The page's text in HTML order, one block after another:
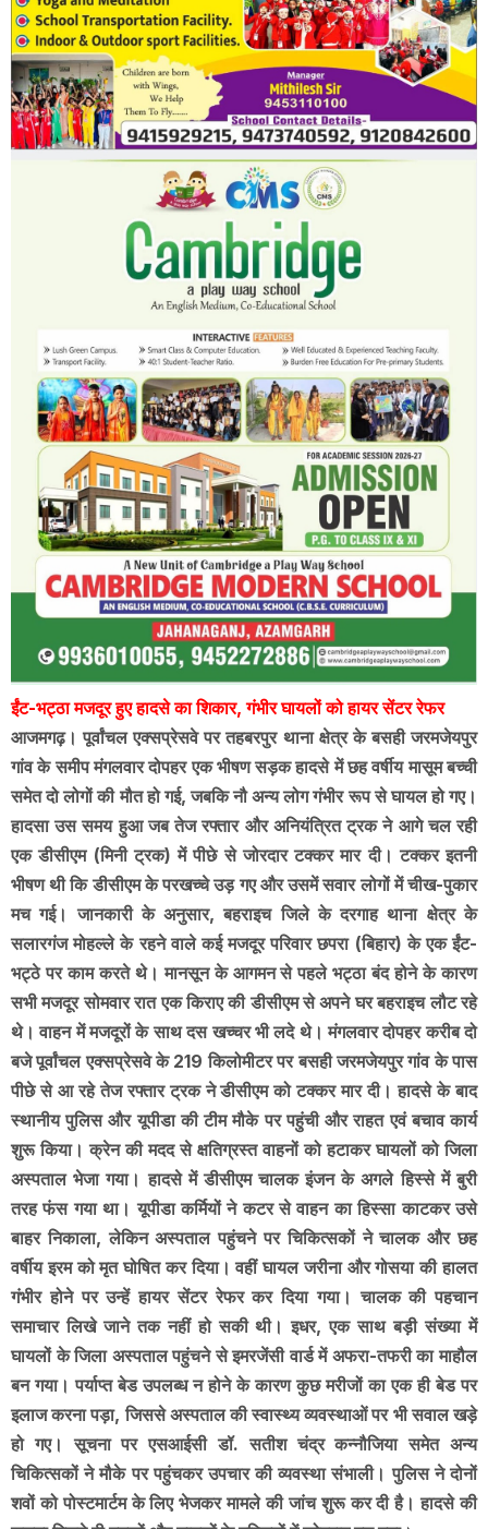
ईंट-भट्ठा मजदूर हुए हादसे का शिकार, गंभीर घायलों को हायर सेंटर रेफर
आजमगढ़। पूर्वांचल एक्सप्रेसवे पर तहबरपुर थाना क्षेत्र के बसही जरमजेयपुर
गांव के समीप मंगलवार दोपहर एक भीषण सड़क हादसे में छह वर्षीय मासूम बच्ची
समेत दो लोगों की मौत हो गई, जबकि नौ अन्य लोग गंभीर रूप से घायल हो गए।
हादसा उस समय हुआ जब तेज रफ्तार और अनियंत्रित ट्रक ने आगे चल रही
एक डीसीएम (मिनी ट्रक) में पीछे से जोरदार टक्कर मार दी। टक्कर इतनी
भीषण थी कि डीसीएम के परखच्चे उड़ गए और उसमें सवार लोगों में चीख-पुकार
मच गई। जानकारी के अनुसार, बहराइच जिले के दरगाह थाना क्षेत्र के
सलारगंज मोहल्ले के रहने वाले कई मजदूर परिवार छपरा (बिहार) के एक ईंट-
भट्ठे पर काम करते थे। मानसून के आगमन से पहले भट्ठा बंद होने के कारण
सभी मजदूर सोमवार रात एक किराए की डीसीएम से अपने घर बहराइच लौट रहे
थे। वाहन में मजदूरों के साथ दस खच्चर भी लदे थे। मंगलवार दोपहर करीब दो
बजे पूर्वांचल एक्सप्रेसवे के 219 किलोमीटर पर बसही जरमजेयपुर गांव के पास
पीछे से आ रहे तेज रफ्तार ट्रक ने डीसीएम को टक्कर मार दी। हादसे के बाद
स्थानीय पुलिस और यूपीडा की टीम मौके पर पहुंची और राहत एवं बचाव कार्य
शुरू किया। क्रेन की मदद से क्षतिग्रस्त वाहनों को हटाकर घायलों को जिला
अस्पताल भेजा गया। हादसे में डीसीएम चालक इंजन के अगले हिस्से में बुरी
तरह फंस गया था। यूपीडा कर्मियों ने कटर से वाहन का हिस्सा काटकर उसे
बाहर निकाला, लेकिन अस्पताल पहुंचने पर चिकित्सकों ने चालक और छह
वर्षीय इरम को मृत घोषित कर दिया। वहीं घायल जरीना और गोसया की हालत
गंभीर होने पर उन्हें हायर सेंटर रेफर कर दिया गया। चालक की पहचान
समाचार लिखे जाने तक नहीं हो सकी थी। इधर, एक साथ बड़ी संख्या में
घायलों के जिला अस्पताल पहुंचने से इमरजेंसी वार्ड में अफरा-तफरी का माहौल
बन गया। पर्याप्त बेड उपलब्ध न होने के कारण कुछ मरीजों का एक ही बेड पर
इलाज करना पड़ा, जिससे अस्पताल की स्वास्थ्य व्यवस्थाओं पर भी सवाल खड़े
हो गए। सूचना पर एसआईसी डॉ. सतीश चंद्र कन्नौजिया समेत अन्य
चिकित्सकों ने मौके पर पहुंचकर उपचार की व्यवस्था संभाली। पुलिस ने दोनों
शवों को पोस्टमार्टम के लिए भेजकर मामले की जांच शुरू कर दी है। हादसे की